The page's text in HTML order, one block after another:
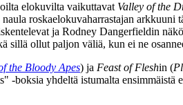
elokuvilta vaikuttavat Valley of the
roskaelokuvaharrastajan
ja Rodney Dangerfieldin
ollut paljon väliä, kun ei ne
the Bloody Apes) ja Feast of Fleshin (
‑boksia yhdeltä istumalta